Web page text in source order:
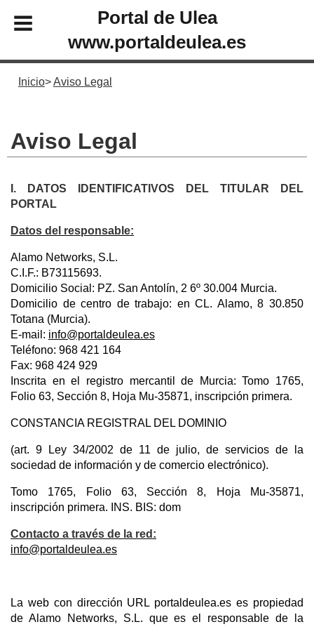
Portal de Ulea
www.portaldeulea.es
Inicio Aviso Legal
Aviso Legal
I. DATOS IDENTIFICATIVOS DEL TITULAR DEL
PORTAL
Datos del responsable:
Alamo Networks, S.L.
C.I.F.: B73115693.
Domicilio Social: PZ. San Antolín, 2 6º 30.004 Murcia.
Domicilio de centro de trabajo: en CL. Alamo, 8 30.850
Totana (Murcia).
E-mail: info@portaldeulea.es
Teléfono: 968 421 164
Fax: 968 424 929
Inscrita en el registro mercantil de Murcia: Tomo 1765,
Folio 63, Sección 8, Hoja Mu-35871, inscripción primera.
CONSTANCIA REGISTRAL DEL DOMINIO
(art. 9 Ley 34/2002 de 11 de julio, de servicios de la
sociedad de información y de comercio electrónico).
Tomo 1765, Folio 63, Sección 8, Hoja Mu-35871,
inscripción primera. INS. BIS: dom
Contacto a través de la red:
info@portaldeulea.es
La web con dirección URL portaldeulea.es es propiedad
de Alamo Networks, S.L. que es el responsable de la